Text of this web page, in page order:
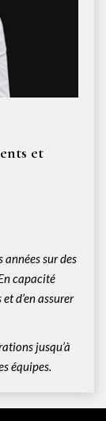
et
années sur des
capacité
d’en assurer
jusqu’à
équipes.